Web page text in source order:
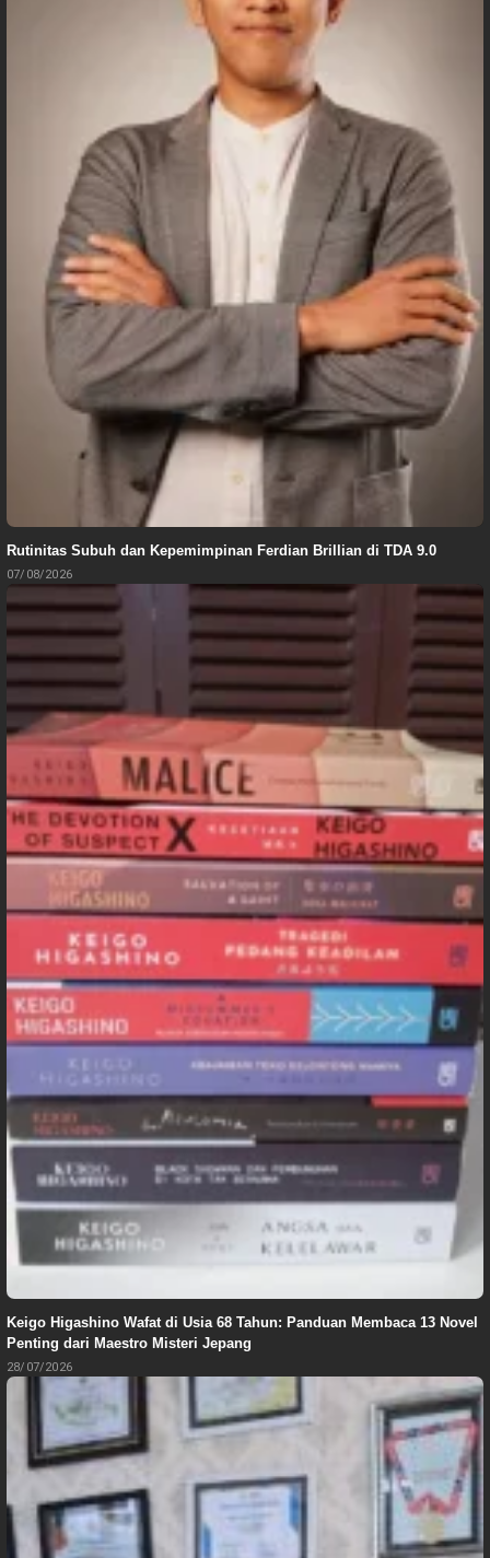
Rutinitas Subuh dan Kepemimpinan Ferdian Brillian di TDA 9.0
07/08/2026
Keigo Higashino Wafat di Usia 68 Tahun: Panduan Membaca 13 Novel
Penting dari Maestro Misteri Jepang
28/07/2026